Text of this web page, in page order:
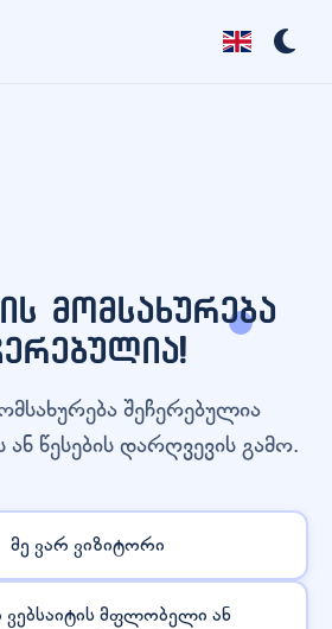
მომსახურება
შეჩერებულია
წესების დარღვევის გამო.
მე ვარ ვიზიტორი
ვებსაიტის მფლობელი ან